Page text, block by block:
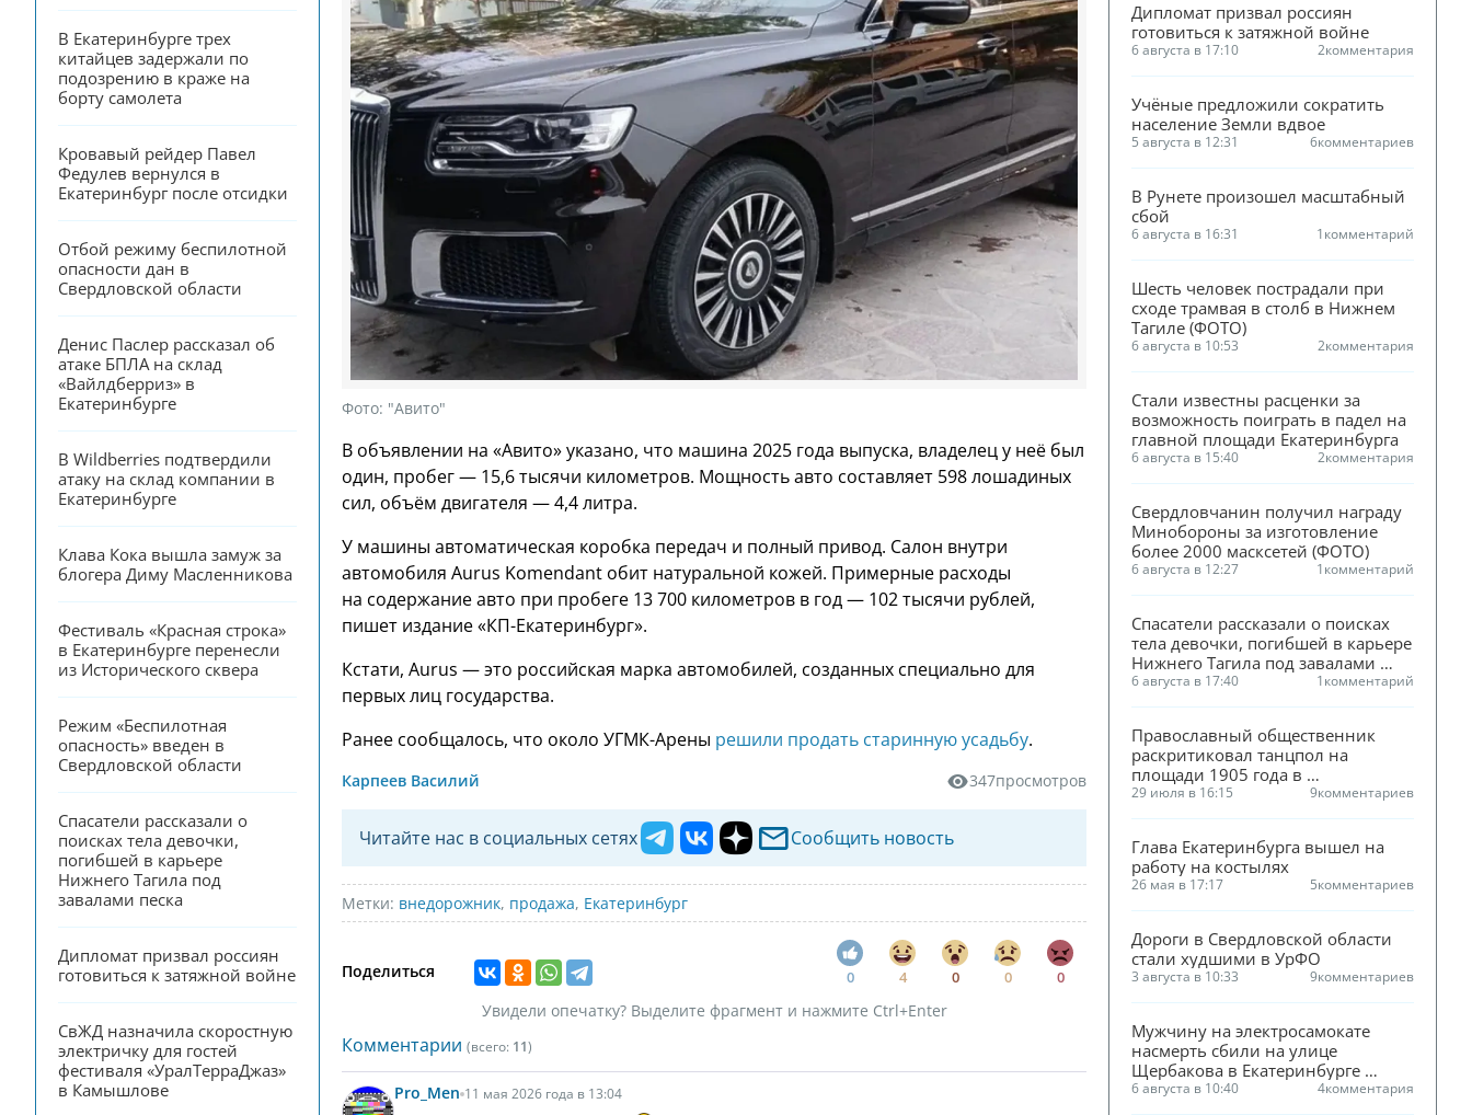
В Екатеринбурге трех
китайцев задержали по
подозрению в краже на
борту самолета
Кровавый рейдер Павел
Федулев вернулся в
Екатеринбург после отсидки
Отбой режиму беспилотной
опасности дан в
Свердловской области
Денис Паслер рассказал об
атаке БПЛА на склад
«Вайлдберриз» в
Екатеринбурге
В Wildberries подтвердили
атаку на склад компании в
Екатеринбурге
Клава Кока вышла замуж за
блогера Диму Масленникова
Фестиваль «Красная строка»
в Екатеринбурге перенесли
из Исторического сквера
Режим «Беспилотная
опасность» введен в
Свердловской области
Спасатели рассказали о
поисках тела девочки,
погибшей в карьере
Нижнего Тагила под
завалами песка
Дипломат призвал россиян
готовиться к затяжной войне
СвЖД назначила скоростную
электричку для гостей
фестиваля «УралТерраДжаз»
в Камышлове
Фото: "Авито"
В объявлении на «Авито» указано, что машина 2025 года выпуска, владелец у неё был
один, пробег — 15,6 тысячи километров. Мощность авто составляет 598 лошадиных
сил, объём двигателя — 4,4 литра.
У машины автоматическая коробка передач и полный привод. Салон внутри
автомобиля Aurus Komendant обит натуральной кожей. Примерные расходы
на содержание авто при пробеге 13 700 километров в год — 102 тысячи рублей,
пишет издание «КП-Екатеринбург».
Кстати, Aurus — это российская марка автомобилей, созданных специально для
первых лиц государства.
Ранее сообщалось, что около УГМК-Арены решили продать старинную усадьбу.
Карпеев Василий 347просмотров
Читайте нас в социальных сетях Сообщить новость
Метки: внедорожник, продажа, Екатеринбург
Поделиться 0 4 0 0 0
Увидели опечатку? Выделите фрагмент и нажмите Ctrl+Enter
Комментарии (всего: 11)
Pro_Men 11 мая 2026 года в 13:04
Дипломат призвал россиян
готовиться к затяжной войне
6 августа в 17:10 2комментария
Учёные предложили сократить
население Земли вдвое
5 августа в 12:31 6комментариев
В Рунете произошел масштабный
сбой
6 августа в 16:31 1комментарий
Шесть человек пострадали при
сходе трамвая в столб в Нижнем
Тагиле (ФОТО)
6 августа в 10:53 2комментария
Стали известны расценки за
возможность поиграть в падел на
главной площади Екатеринбурга
6 августа в 15:40 2комментария
Свердловчанин получил награду
Минобороны за изготовление
более 2000 масксетей (ФОТО)
6 августа в 12:27 1комментарий
Спасатели рассказали о поисках
тела девочки, погибшей в карьере
Нижнего Тагила под завалами
песка
6 августа в 17:40 1комментарий
Православный общественник
раскритиковал танцпол на
площади 1905 года в
Екатеринбурге
29 июля в 16:15 9комментариев
Глава Екатеринбурга вышел на
работу на костылях
26 мая в 17:17 5комментариев
Дороги в Свердловской области
стали худшими в УрФО
3 августа в 10:33 9комментариев
Мужчину на электросамокате
насмерть сбили на улице
Щербакова в Екатеринбурге
(ФОТО)
6 августа в 10:40 4комментария